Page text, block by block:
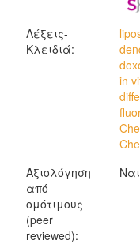
Λέξεις-
Κλειδιά:
in
Αξιολόγηση
από
ομότιμους
(peer
reviewed):
Ναι